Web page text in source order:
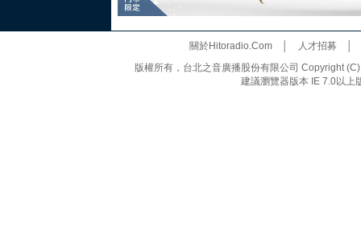
關於Hitoradio.Com│ 人才招募
版權所有，台北之音廣播股份有限公司 Copyright
建議瀏覽器版本 IE 7.0以上